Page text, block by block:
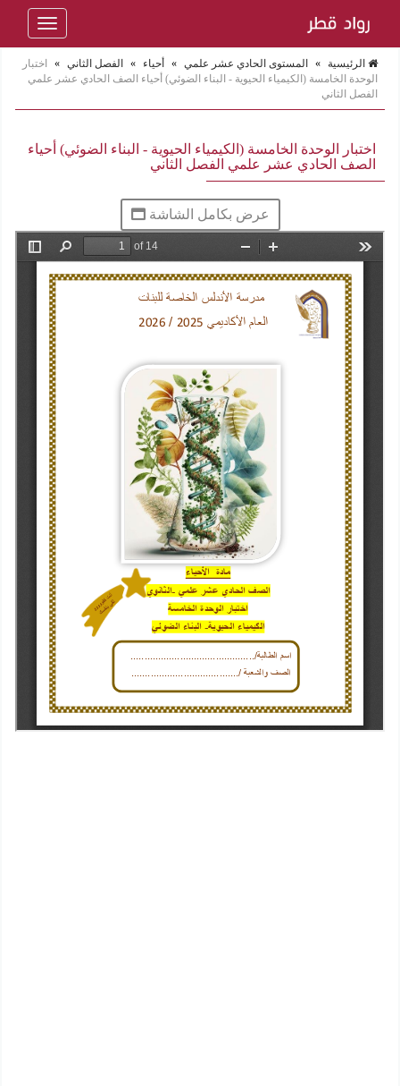
Toggle
الرئيسية » المستوى الحادي عشر علمي » أحياء » الفصل الثاني »
اختبار
الوحدة الخامسة (الكيمياء الحيوية - البناء الضوئي) أحياء الصف الحادي عشر علمي
الفصل الثاني
اختبار الوحدة الخامسة (الكيمياء الحيوية - البناء الضوئي) أحياء
الصف الحادي عشر علمي الفصل الثاني
عرض بكامل الشاشة